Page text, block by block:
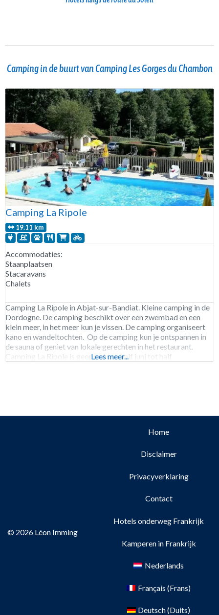
Camping in de buurt van Camping Les Gorges du Chambon
Camping La Ripole
19.11 km
Accommodaties:
Staanplaatsen
Stacaravans
Chalets
Camping La Ripole in Abjat-sur-Bandiat. Kleine camping in de
Dordogne. De camping beschikt over een zwembad en een
klein meer, in het meer kun je vissen. De camping organiseert
kano en wandeltochten. Op de camping kun je ontspannen in
de sauna of geniet van lokale gerechten in het restaurant.
Camping La Ripole is geopend van half juni tot half
Lees meer...
© 2026 Léon Imming
Home
Disclaimer
Privacyverklaring
Contact
Hotels onderweg Frankrijk
Kamperen in Frankrijk
Nederlands
Français (Frans)
Deutsch(Duits)